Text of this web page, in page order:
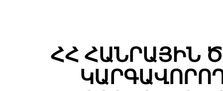
ՀՀ ՀԱՆՐԱՅԻՆ